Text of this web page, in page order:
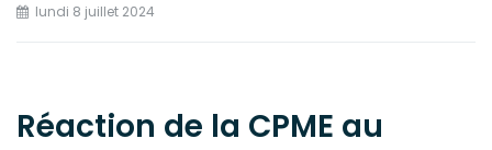
lundi 8 juillet 2024
Réaction de la CPME au